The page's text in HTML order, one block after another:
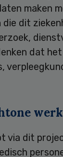
maken
die dit
dat het
via dit